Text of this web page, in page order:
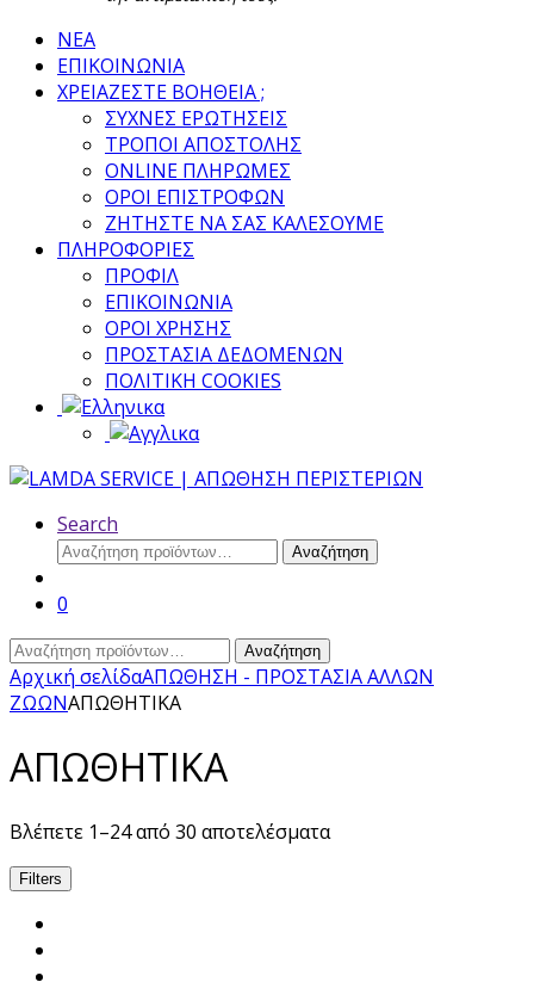
ΝΕΑ
ΕΠΙΚΟΙΝΩΝΙΑ
ΧΡΕΙΑΖΕΣΤΕ ΒΟΗΘΕΙΑ ;
ΣΥΧΝΕΣ ΕΡΩΤΗΣΕΙΣ
ΤΡΟΠΟΙ ΑΠΟΣΤΟΛΗΣ
ONLINE ΠΛΗΡΩΜΕΣ
ΟΡΟΙ ΕΠΙΣΤΡΟΦΩΝ
ΖΗΤΗΣΤΕ ΝΑ ΣΑΣ ΚΑΛΕΣΟΥΜΕ
ΠΛΗΡΟΦΟΡΙΕΣ
ΠΡΟΦΙΛ
ΕΠΙΚΟΙΝΩΝΙΑ
ΟΡΟΙ ΧΡΗΣΗΣ
ΠΡΟΣΤΑΣΙΑ ΔΕΔΟΜΕΝΩΝ
ΠΟΛΙΤΙΚΗ COOKIES
Search
Αναζήτηση
Αναζήτηση
0
Αναζήτηση
για:
Αναζήτηση
Αρχική σελίδαΑΠΩΘΗΣΗ - ΠΡΟΣΤΑΣΙΑ ΑΛΛΩΝ
ΖΩΩΝΑΠΩΘΗΤΙΚΑ
ΑΠΩΘΗΤΙΚΑ
Βλέπετε 1–24 από 30 αποτελέσματα
Filters